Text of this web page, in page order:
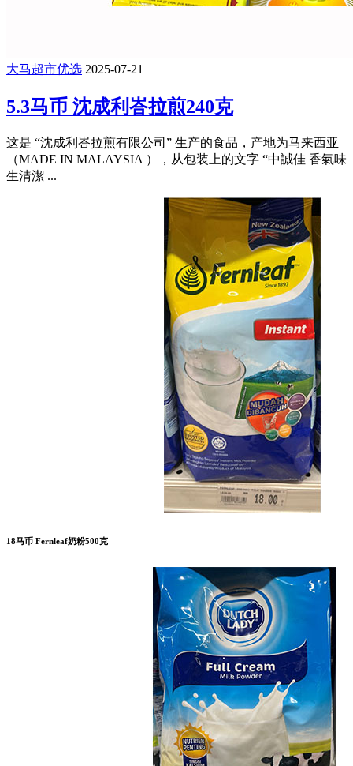
大马超市优选 2025-07-21
5.3马币 沈成利峇拉煎240克
这是 “沈成利峇拉煎有限公司” 生产的食品，产地为马来西亚
（MADE IN MALAYSIA ），从包装上的文字 “中誠佳 香氣味
生清潔 ...
18马币 Fernleaf奶粉500克